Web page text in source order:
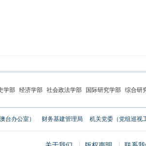
学部 经济学部 社会政法学部 国际研究学部 综合研
台办公室） 财务基建管理局 机关党委（党组巡视